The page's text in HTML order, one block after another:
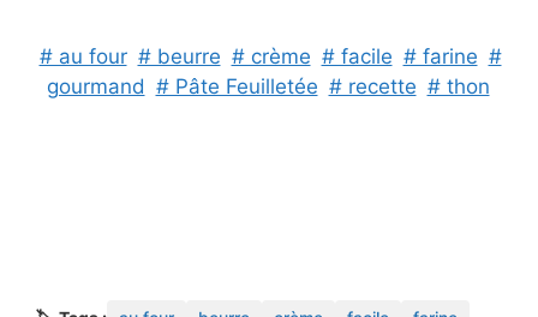
# au four # beurre # crème # facile # farine #
gourmand # Pâte Feuilletée # recette # thon